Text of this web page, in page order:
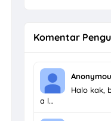
Komentar
Halo kak,
a l…